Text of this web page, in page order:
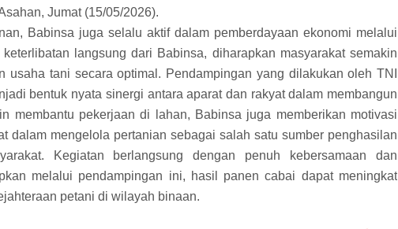
Jumat (15/05/2026).
Babinsa juga selalu aktif dalam pemberdayaan ekonomi melalui
langsung dari Babinsa, diharapkan masyarakat semakin
usaha tani secara optimal. Pendampingan yang dilakukan oleh TNI
bentuk nyata sinergi antara aparat dan rakyat dalam membangun
membantu pekerjaan di lahan, Babinsa juga memberikan motivasi
dalam mengelola pertanian sebagai salah satu sumber penghasilan
Kegiatan berlangsung dengan penuh kebersamaan dan
melalui pendampingan ini, hasil panen cabai dapat meningkat
petani di wilayah binaan.